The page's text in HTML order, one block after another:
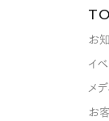
お
イ
メ
お